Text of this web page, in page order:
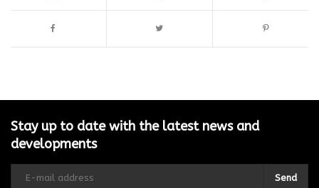
Stay up to date with the latest news and
developments
Send